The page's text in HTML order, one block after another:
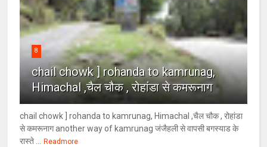
8
chail chowk ] rohanda to kamrunag,
Himachal ,चैल चौक , रोहांडा से कमरूनाग
chail chowk ] rohanda to kamrunag, Himachal ,चैल चौक , रोहांडा
से कमरूनाग another way of kamrunag जंजैहली से वापसी बगस्याड के
रास्ते ...
Readmore